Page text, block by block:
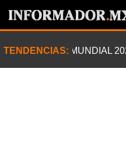
TENDENCIAS: MUNDIAL